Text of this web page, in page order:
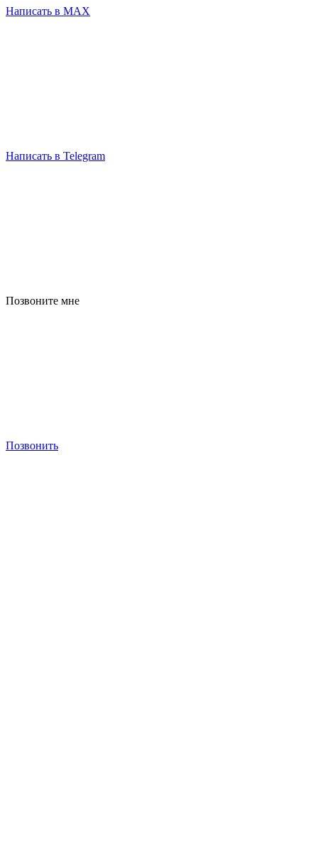
Написать в MAX
Написать в Telegram
Позвоните мне
Позвонить